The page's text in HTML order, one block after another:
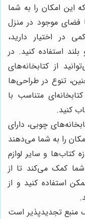
این امکان را به شما
فضای موجود در منزل
در اختیار دارید،
استفاده کنید. در
از کتابخانه‌های
تنوع در طراحی‌ها
متناسب با
کنید.
چوبی، دارای
را به شما می‌دهند
کتاب‌ها و سایر لوازم
کمک می‌کند تا از
استفاده کنید و از
تجدیدپذیر است